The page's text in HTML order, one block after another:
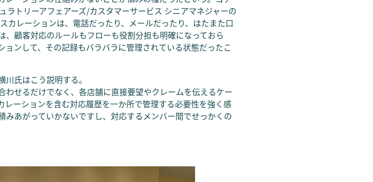
ラトリーアフェアーズ/カスタマーサービス シニアマネジャーの
カレーションは、電話だったり、メールだったり、はたまた口
顧客対応のルールもフローも役割分担も明確になっておら
ンして、その記録もバラバラに管理されている状態だったこ
氏はこう説明する。
わせるだけでなく、各店舗に直接要望やクレームを伝えるケー
ーションを含む対応履歴を一か所で管理する必要性を強く感
みあがっていかないですし、対応するメンバー間でせっかくの